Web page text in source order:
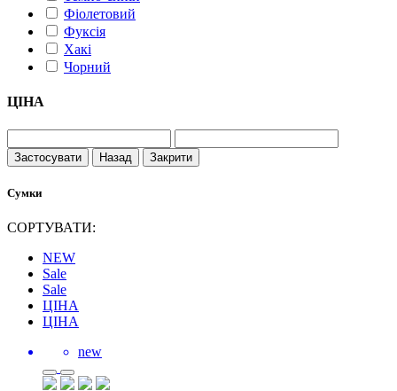
Фіолетовий
Фуксія
Хакі
Чорний
ЦІНА
Застосувати Назад Закрити
Сумки
СОРТУВАТИ:
NEW
Sale
Sale
ЦІНА
ЦІНА
new